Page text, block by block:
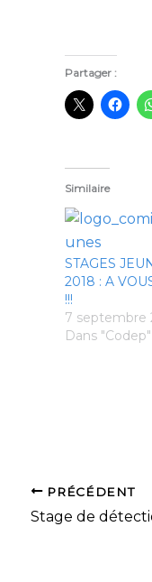
Partager :
Similaire
STAGES
2018 : A
!!!
7 septembre
Dans "Codep"
PRÉCÉDENT